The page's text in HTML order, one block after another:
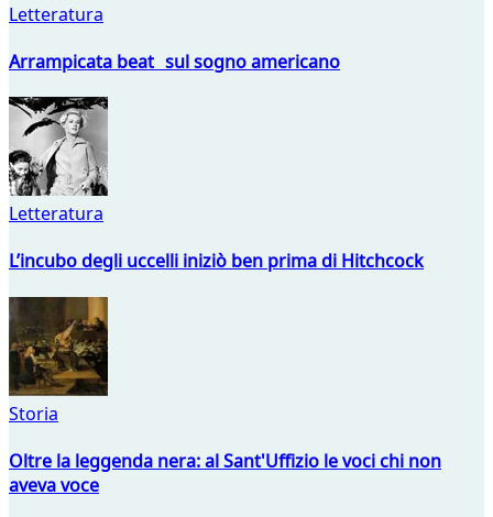
Letteratura
Arrampicata beat sul sogno americano
Letteratura
L’incubo degli uccelli iniziò ben prima di Hitchcock
Storia
Oltre la leggenda nera: al Sant'Uffizio le voci chi non
aveva voce